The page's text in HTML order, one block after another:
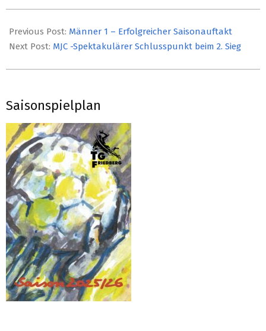
10-
04
Previous Post: Männer 1 – Erfolgreicher Saisonauftakt
Next Post: MJC -Spektakulärer Schlusspunkt beim 2. Sieg
Saisonspielplan